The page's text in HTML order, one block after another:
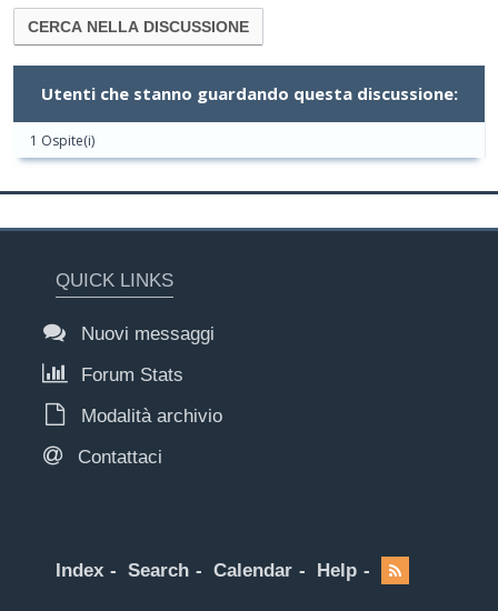
Utenti che stanno guardando questa discussione:
1 Ospite(i)
QUICK LINKS
Nuovi messaggi
Forum Stats
Modalità archivio
Contattaci
Index Search Calendar Help